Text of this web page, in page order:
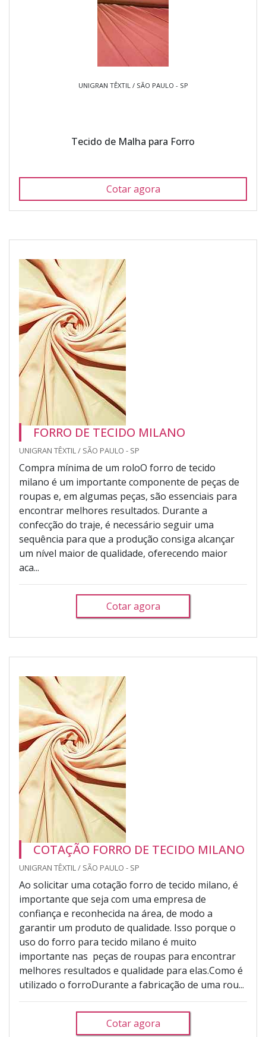
UNIGRAN TÊXTIL / SÃO PAULO - SP
Tecido de Malha para Forro
Cotar agora
FORRO DE TECIDO MILANO
UNIGRAN TÊXTIL / SÃO PAULO - SP
Compra mínima de um roloO forro de tecido
milano é um importante componente de peças de
roupas e, em algumas peças, são essenciais para
encontrar melhores resultados. Durante a
confecção do traje, é necessário seguir uma
sequência para que a produção consiga alcançar
um nível maior de qualidade, oferecendo maior
aca...
Cotar agora
COTAÇÃO FORRO DE TECIDO MILANO
UNIGRAN TÊXTIL / SÃO PAULO - SP
Ao solicitar uma cotação forro de tecido milano, é
importante que seja com uma empresa de
confiança e reconhecida na área, de modo a
garantir um produto de qualidade. Isso porque o
uso do forro para tecido milano é muito
importante nas peças de roupas para encontrar
melhores resultados e qualidade para elas.Como é
utilizado o forroDurante a fabricação de uma rou...
Cotar agora